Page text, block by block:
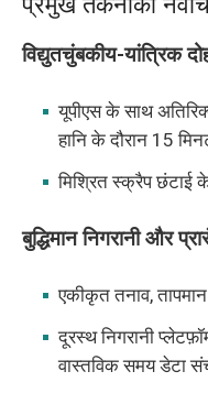
विद्युतचुंबकीय-यांत्रिक
यूपीएस के साथ
हानि के दौरान 15
मिश्रित स्क्रैप छंटाई
बुद्धिमान निगरानी और
एकीकृत तनाव,
दूरस्थ निगरानी
वास्तविक समय डेटा